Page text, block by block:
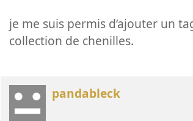
je me suis permis d’ajouter un
collection de chenilles.
pandableck